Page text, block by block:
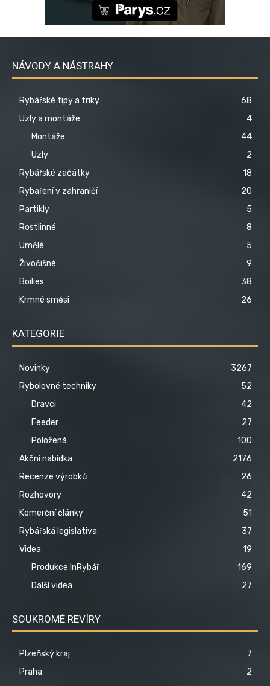
NÁVODY A NÁSTRAHY
Rybářské tipy a triky
68
Uzly a montáže
4
Montáže
44
Uzly
2
Rybářské začátky
18
Rybaření v zahraničí
20
Partikly
5
Rostlinné
8
Umělé
5
Živočišné
9
Boilies
38
Krmné směsi
26
KATEGORIE
Novinky
3267
Rybolovné techniky
52
Dravci
42
Feeder
27
Položená
100
Akční nabídka
2176
Recenze výrobků
26
Rozhovory
42
Komerční články
51
Rybářská legislativa
37
Videa
19
Produkce InRybář
169
Další videa
27
SOUKROMÉ REVÍRY
Plzeňský kraj
7
Praha
2